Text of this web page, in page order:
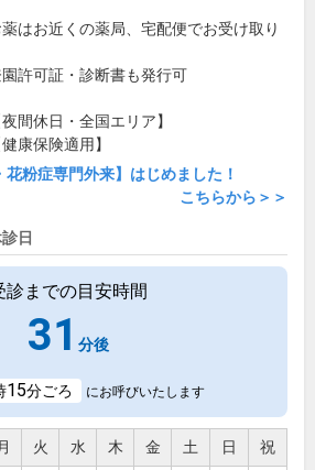
薬はお近くの薬局、宅配便でお受け取り
許可証・診断書も発行可
夜間休日・全国エリア】
健康保険適用】
花粉症専門外来】はじめました！
こちらから＞＞
日
診までの目安時間
31 分後
15分ごろ にお呼びいたします
月 火 水 木 金 土 日 祝